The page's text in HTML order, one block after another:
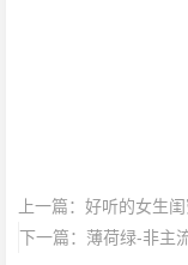
上一篇： 好听的女生
下一篇： 薄荷绿-非主